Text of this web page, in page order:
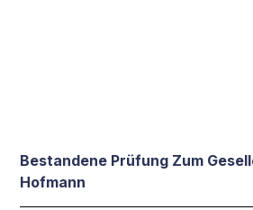
Bestandene Prüfung Zum
Hofmann